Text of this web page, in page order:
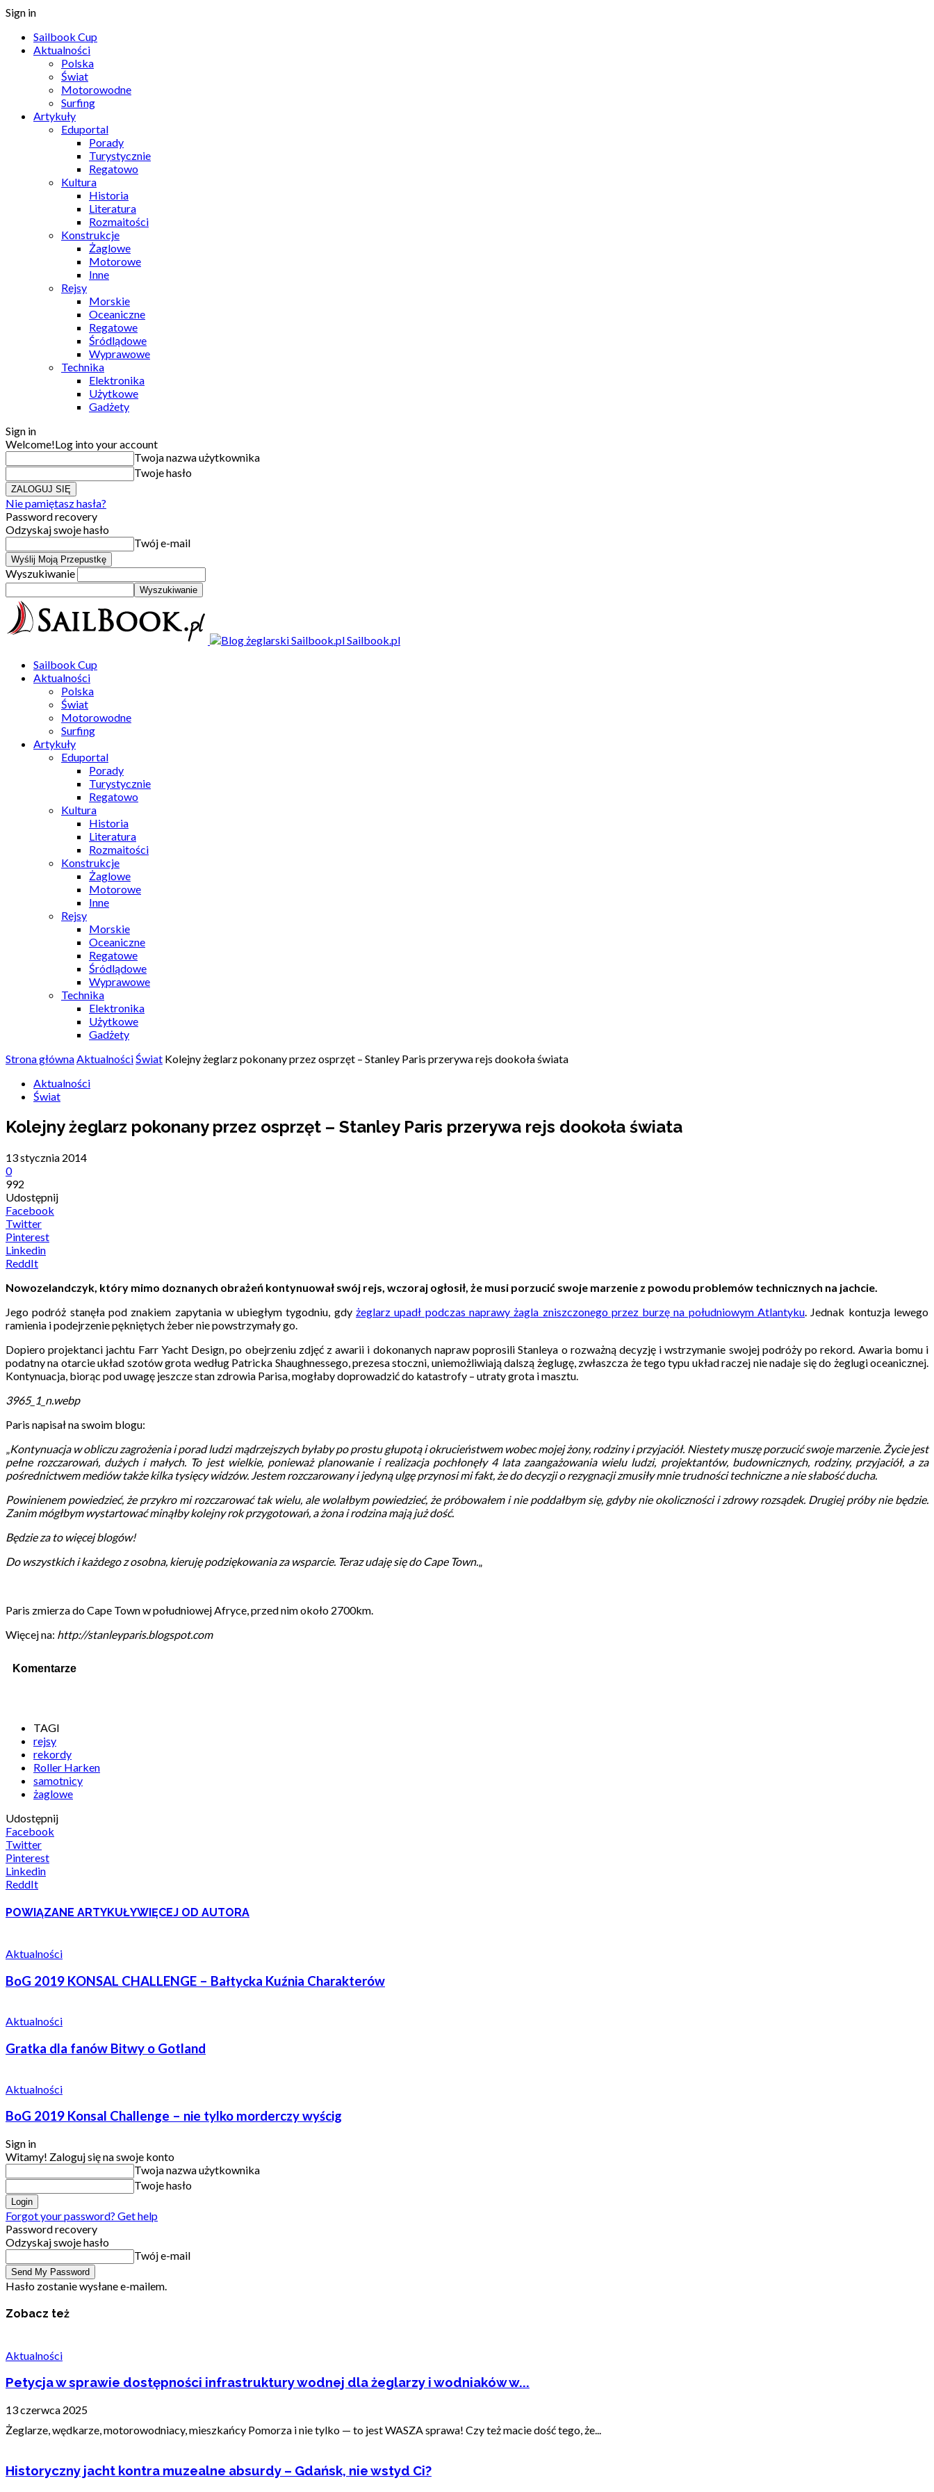
Sign in
Sailbook Cup
Aktualności
Polska
Świat
Motorowodne
Surfing
Artykuły
Eduportal
Porady
Turystycznie
Regatowo
Kultura
Historia
Literatura
Rozmaitości
Konstrukcje
Żaglowe
Motorowe
Inne
Rejsy
Morskie
Oceaniczne
Regatowe
Śródlądowe
Wyprawowe
Technika
Elektronika
Użytkowe
Gadżety
Sign in
Welcome!Log into your account
Twoja nazwa użytkownika
Twoje hasło
Nie pamiętasz hasła?
Password recovery
Odzyskaj swoje hasło
Twój e-mail
Wyszukiwanie
Sailbook.pl
Sailbook Cup
Aktualności
Polska
Świat
Motorowodne
Surfing
Artykuły
Eduportal
Porady
Turystycznie
Regatowo
Kultura
Historia
Literatura
Rozmaitości
Konstrukcje
Żaglowe
Motorowe
Inne
Rejsy
Morskie
Oceaniczne
Regatowe
Śródlądowe
Wyprawowe
Technika
Elektronika
Użytkowe
Gadżety
Strona głównaAktualnościŚwiat Kolejny żeglarz pokonany przez osprzęt – Stanley Paris przerywa rejs dookoła świata
Aktualności
Świat
Kolejny żeglarz pokonany przez osprzęt – Stanley Paris przerywa rejs dookoła świata
13 stycznia 2014
0
992
Udostępnij
Facebook
Twitter
Pinterest
Linkedin
ReddIt
Nowozelandczyk, który mimo doznanych obrażeń kontynuował swój rejs, wczoraj ogłosił, że musi porzucić swoje marzenie z powodu problemów technicznych na jachcie.
Jego podróż stanęła pod znakiem zapytania w ubiegłym tygodniu, gdyżeglarz upadł podczas naprawy żagla zniszczonego przez burzę na południowym Atlantyku. Jednak kontuzja lewego
ramienia i podejrzenie pękniętych żeber nie powstrzymały go.
Dopiero projektanci jachtu Farr Yacht Design, po obejrzeniu zdjęć z awarii i dokonanych napraw poprosili Stanleya o rozważną decyzję i wstrzymanie swojej podróży po rekord. Awaria bomu i
podatny na otarcie układ szotów grota według Patricka Shaughnessego, prezesa stoczni, uniemożliwiają dalszą żeglugę, zwłaszcza że tego typu układ raczej nie nadaje się do żeglugi oceanicznej.
Kontynuacja, biorąc pod uwagę jeszcze stan zdrowia Parisa, mogłaby doprowadzić do katastrofy – utraty grota i masztu.
3965_1_n.webp
Paris napisał na swoim blogu:
„Kontynuacja w obliczu zagrożenia i porad ludzi mądrzejszych byłaby po prostu głupotą i okrucieństwem wobec mojej żony, rodziny i przyjaciół. Niestety muszę porzucić swoje marzenie. Życie jest
pełne rozczarowań, dużych i małych. To jest wielkie, ponieważ planowanie i realizacja pochłonęły 4 lata zaangażowania wielu ludzi, projektantów, budownicznych, rodziny, przyjaciół, a za
pośrednictwem mediów także kilka tysięcy widzów. Jestem rozczarowany i jedyną ulgę przynosi mi fakt, że do decyzji o rezygnacji zmusiły mnie trudności techniczne a nie słabość ducha.
Powinienem powiedzieć, że przykro mi rozczarować tak wielu, ale wolałbym powiedzieć, że próbowałem i nie poddałbym się, gdyby nie okoliczności i zdrowy rozsądek. Drugiej próby nie będzie.
Zanim mógłbym wystartować minąłby kolejny rok przygotowań, a żona i rodzina mają już dość.
Będzie za to więcej blogów!
Do wszystkichi każdego z osobna, kieruję podziękowania za wsparcie. Teraz udaję się do Cape Town.„
Paris zmierza do Cape Town w południowej Afryce, przed nim około 2700km.
Więcej na: http://stanleyparis.blogspot.com
Komentarze
TAGI
rejsy
rekordy
Roller Harken
samotnicy
żaglowe
Udostępnij
Facebook
Twitter
Pinterest
Linkedin
ReddIt
POWIĄZANE ARTYKUŁYWIĘCEJ OD AUTORA
Aktualności
BoG 2019 KONSAL CHALLENGE – Bałtycka Kuźnia Charakterów
Aktualności
Gratka dla fanów Bitwy o Gotland
Aktualności
BoG 2019 Konsal Challenge – nie tylko morderczy wyścig
Sign in
Witamy! Zaloguj się na swoje konto
Twoja nazwa użytkownika
Twoje hasło
Forgot your password? Get help
Password recovery
Odzyskaj swoje hasło
Twój e-mail
Hasło zostanie wysłane e-mailem.
Zobacz też
Aktualności
Petycja w sprawie dostępności infrastruktury wodnej dla żeglarzy i wodniaków w...
13 czerwca 2025
Żeglarze, wędkarze, motorowodniacy, mieszkańcy Pomorza i nie tylko — to jest WASZA sprawa! Czy też macie dość tego, że...
Historyczny jacht kontra muzealne absurdy – Gdańsk, nie wstyd Ci?